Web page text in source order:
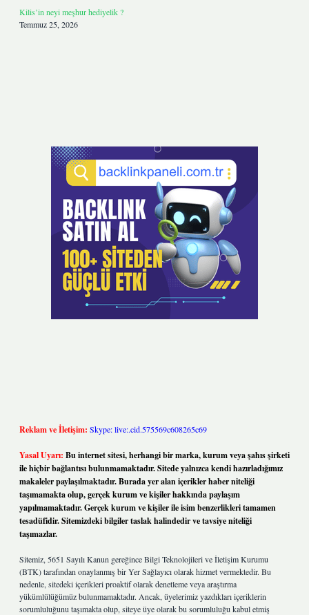
Kilis’in neyi meşhur hediyelik ?
Temmuz 25, 2026
Reklam ve İletişim: Skype: live:.cid.575569c608265c69
Yasal Uyarı: Bu internet sitesi, herhangi bir marka, kurum veya şahıs şirketi
ile hiçbir bağlantısı bulunmamaktadır. Sitede yalnızca kendi hazırladığımız
makaleler paylaşılmaktadır. Burada yer alan içerikler haber niteliği
taşımamakta olup, gerçek kurum ve kişiler hakkında paylaşım
yapılmamaktadır. Gerçek kurum ve kişiler ile isim benzerlikleri tamamen
tesadüfidir. Sitemizdeki bilgiler taslak halindedir ve tavsiye niteliği
taşımazlar.
Sitemiz, 5651 Sayılı Kanun gereğince Bilgi Teknolojileri ve İletişim Kurumu
(BTK) tarafından onaylanmış bir Yer Sağlayıcı olarak hizmet vermektedir. Bu
nedenle, sitedeki içerikleri proaktif olarak denetleme veya araştırma
yükümlülüğümüz bulunmamaktadır. Ancak, üyelerimiz yazdıkları içeriklerin
sorumluluğunu taşımakta olup, siteye üye olarak bu sorumluluğu kabul etmiş